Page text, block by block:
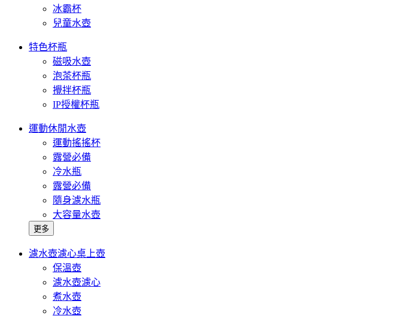
冰霸杯
兒童水壺
特色杯瓶
磁吸水壺
泡茶杯瓶
攪拌杯瓶
IP授權杯瓶
運動休閒水壺
運動搖搖杯
露營必備
冷水瓶
露營必備
隨身濾水瓶
大容量水壺
更多
濾水壺濾心桌上壺
保溫壺
濾水壺濾心
煮水壺
冷水壺